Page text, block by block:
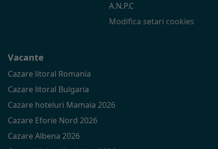
A.N.P.C
Modifica setari cookies
Vacante
Cazare litoral Romania
Cazare litoral Bulgaria
Cazare hoteluri Mamaia 2026
Cazare Eforie Nord 2026
Cazare Albena 2026